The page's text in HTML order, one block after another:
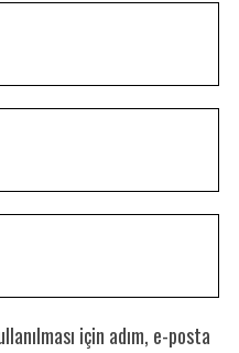
için adım, e-posta